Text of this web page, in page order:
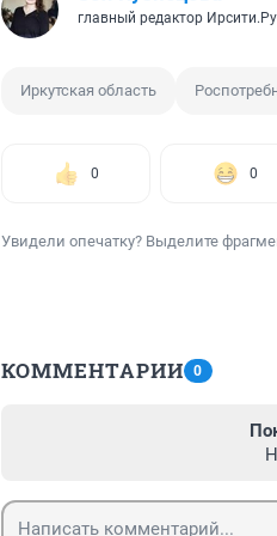
главный редактор Ирсити.Ру
Иркутская область
0 0
Увидели опечатку? Выделите
КОММЕНТАРИИ 0